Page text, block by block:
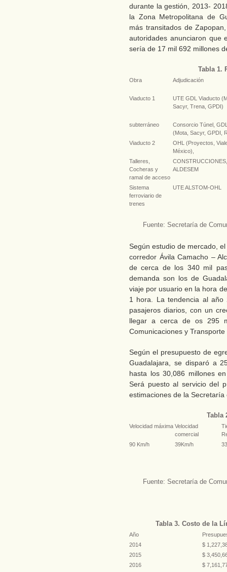
durante la gestión, 2013-
la Zona Metropolitana de
más transitados de
autoridades anunciaron
sería de 17 mil 692 millones
Tabla 1.
Obra Adjudicación
Viaducto 1
UTE GDL Viaducto
Sacyr, Trena, GPDI)
subterráneo
Consorcio Túnel,
(Mota, Sacyr, GPDI,
Viaducto 2
OHL (Proyectos,
México),
Talleres,
Cocheras y
ramal de acceso
CONSTRUCCIONES,
ALDESEM
Sistema
ferroviario de
trenes
UTE ALSTOM-OHL
Fuente: Secretaría de
Según estudio de mercado,
corredor Ávila Camacho –
de cerca de los 340 mil
demanda son los de
viaje por usuario en la hora
1 hora. La tendencia al
pasajeros diarios, con un
llegar a cerca de os 295
Comunicaciones y Transporte
Según el presupuesto de
Guadalajara, se disparó a
hasta los 30,086 millones
Será puesto al servicio del
estimaciones de la
Tabla
Velocidad máxima Velocidad
comercial
90 Km/h
39Km/h
Fuente: Secretaría de
Tabla 3. Costo de la
Año
2014
$
2015
$
2016
$